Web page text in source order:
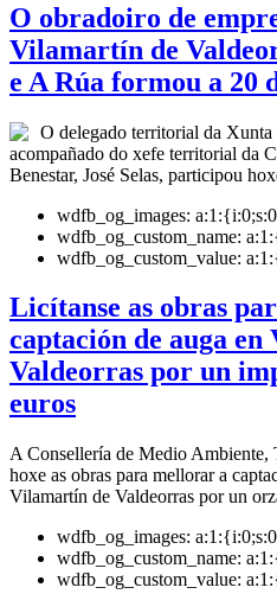
O obradoiro de
Vilamartín de
e A Rúa formou a 20
O delegado territorial da
acompañado do xefe territorial da
Benestar, José Selas, participou
wdfb_og_images:
wdfb_og_custom_name:
wdfb_og_custom_value:
Licítanse as obras
captación de auga
Valdeorras por un
euros
A Consellería de Medio Ambiente,
hoxe as obras para mellorar a
Vilamartín de Valdeorras por un
wdfb_og_images:
wdfb_og_custom_name:
wdfb_og_custom_value: